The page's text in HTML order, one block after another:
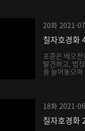
20화 2021-
칠자호경화
포증은 배오
발견하고, 법
을 늘어놓으
18화 2021-
칠자호경화